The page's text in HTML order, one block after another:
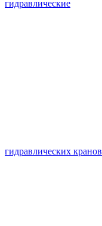
гидравлические
гидравлических кранов